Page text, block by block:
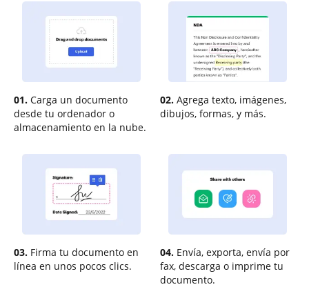
01. Carga un documento
desde tu ordenador o
almacenamiento en la nube.
02. Agrega texto, imágenes,
dibujos, formas, y más.
03. Firma tu documento en
línea en unos pocos clics.
04. Envía, exporta, envía por
fax, descarga o imprime tu
documento.